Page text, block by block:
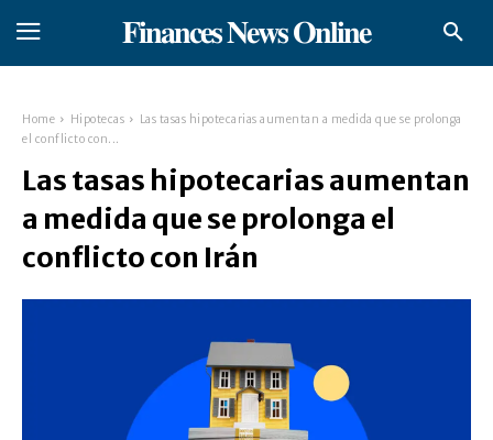
𝐅𝐢𝐧𝐚𝐧𝐜𝐞𝐬 𝐍𝐞𝐰𝐬 𝐎𝐧𝐥𝐢𝐧𝐞
Home Hipotecas
Las tasas hipotecarias aumentan a medida que se prolonga
el conflicto con...
Las tasas hipotecarias aumentan
a medida que se prolonga el
conflicto con Irán